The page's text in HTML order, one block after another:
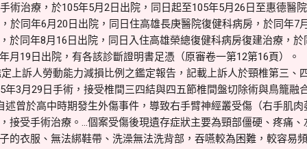
術治療，於105年5月2日出院，同日起至105年5月26日至惠德醫
於同年6月20日出院，同日住高雄長庚醫院復健科病房，於同年7
於同年8月16日出院，同日入住高雄榮總復健科病房復建治療，
月19日出院，有各該診斷證明書足憑（原審卷一第12第16頁）。
訴人勞動能力減損比例之鑑定報告，記載上訴人於頸椎第三、
年3月29日手術，接受椎間三四結與四五節椎間盤切除術與鳥籠融
述曾於高中時期發生外傷事件，導致右手臂神經叢受傷（右手肌
接受手術治療。…個案受傷後現遺存症狀主要為頸部僵硬、疼痛
的衣服、無法綁鞋帶、洗澡無法洗背部，吞嚥較為困難，較容易